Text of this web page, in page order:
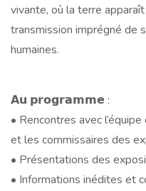
vivante, où la terre
transmission imprégné de
humaines.
𝗔𝘂 𝗽𝗿𝗼𝗴𝗿𝗮𝗺𝗺𝗲 :
• Rencontres avec
et les commissaires des
• Présentations des
• Informations inédites et